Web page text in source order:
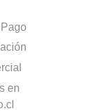
en